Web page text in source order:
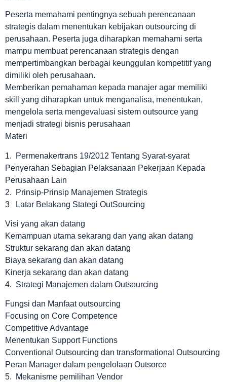
Peserta memahami pentingnya sebuah perencanaan
strategis dalam menentukan kebijakan outsourcing di
perusahaan. Peserta juga diharapkan memahami serta
mampu membuat perencanaan strategis dengan
mempertimbangkan berbagai keunggulan kompetitif yang
dimiliki oleh perusahaan.
Memberikan pemahaman kepada manajer agar memiliki
skill yang diharapkan untuk menganalisa, menentukan,
mengelola serta mengevaluasi sistem outsource yang
menjadi strategi bisnis perusahaan
Materi
1. Permenakertrans 19/2012 Tentang Syarat-syarat
Penyerahan Sebagian Pelaksanaan Pekerjaan Kepada
Perusahaan Lain
2. Prinsip-Prinsip Manajemen Strategis
3 Latar Belakang Stategi OutSourcing
Visi yang akan datang
Kemampuan utama sekarang dan yang akan datang
Struktur sekarang dan akan datang
Biaya sekarang dan akan datang
Kinerja sekarang dan akan datang
4. Strategi Manajemen dalam Outsourcing
Fungsi dan Manfaat outsourcing
Focusing on Core Competence
Competitive Advantage
Menentukan Support Functions
Conventional Outsourcing dan transformational Outsourcing
Peran Manager dalam pengelolaan Outsorce
5. Mekanisme pemilihan Vendor